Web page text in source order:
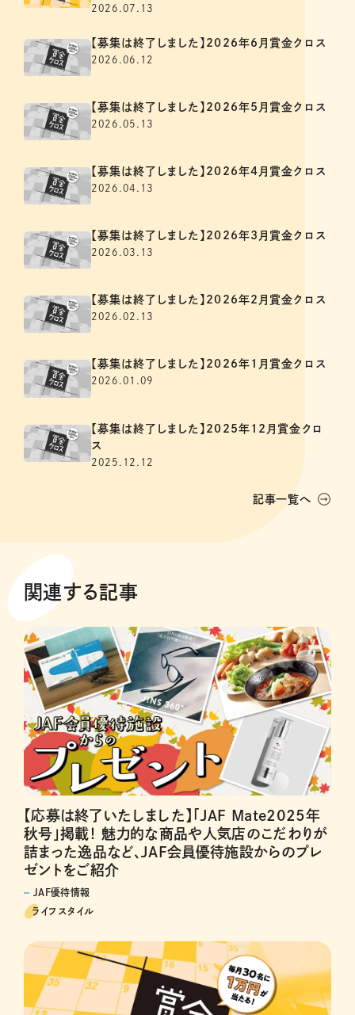
2026.07.13
【募集は終了しました】2026年6月賞金クロス
2026.06.12
【募集は終了しました】2026年5月賞金クロス
2026.05.13
【募集は終了しました】2026年4月賞金クロス
2026.04.13
【募集は終了しました】2026年3月賞金クロス
2026.03.13
【募集は終了しました】2026年2月賞金クロス
2026.02.13
【募集は終了しました】2026年1月賞金クロス
2026.01.09
【募集は終了しました】2025年12月賞金クロ
ス
2025.12.12
記事一覧へ
関連する記事
【応募は終了いたしました】「JAF Mate2025年
秋号」掲載！ 魅力的な商品や人気店のこだわりが
詰まった逸品など、JAF会員優待施設からのプレ
ゼントをご紹介
JAF優待情報
ライフスタイル